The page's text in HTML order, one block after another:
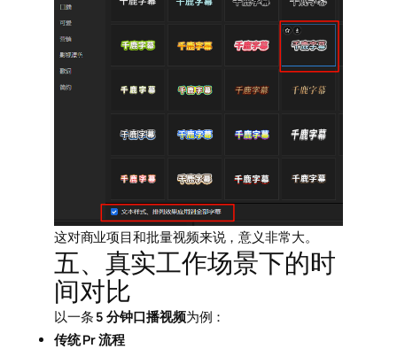
这对商业项目和批量视频来说，意义非常大。
五、真实工作场景下的时
间对比
以一条 5 分钟口播视频为例：
传统 Pr 流程